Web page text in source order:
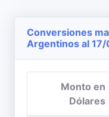
Conversiones
Argentinos al
Monto en
Dólares